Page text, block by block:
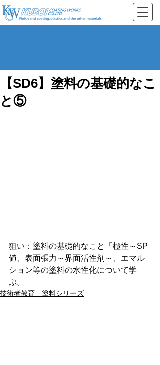
【SD6】塗料の基礎的なこ
と⑤
狙い：塗料の基礎的なこと「極性～SP
値、表面張力～界面活性剤～、エマル
ション等の塗料の水性化について学
ぶ。
技術者教育 塗料シリーズ